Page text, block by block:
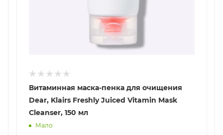
Витаминная маска-пенка для очищения
Dear, Klairs Freshly Juiced Vitamin Mask
Cleanser, 150 мл
Мало